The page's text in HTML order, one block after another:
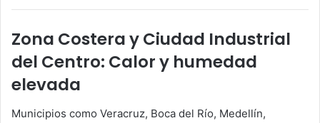
Zona Costera y Ciudad Industrial
del Centro: Calor y humedad
elevada
Municipios como Veracruz, Boca del Río, Medellín,